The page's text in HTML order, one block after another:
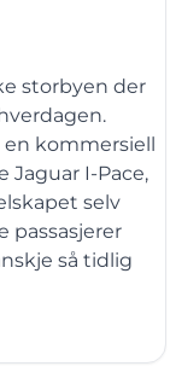
storbyen der
kommersiell
Jaguar I-Pace,
selv
passasjerer
så tidlig